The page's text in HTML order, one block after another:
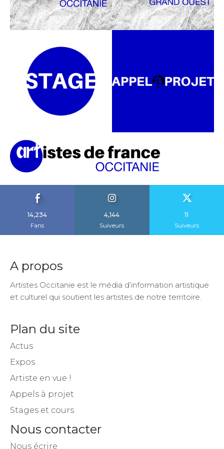
14,234
Fans
4,144
Suiveurs
11
Suiveurs
A propos
Artistes Occitanie est le média d’information artistique
et culturel qui soutient les artistes de notre territoire.
Plan du site
Actus
Expos
Artiste en vue !
Appels à projet
Stages et cours
Nous contacter
Nous écrire